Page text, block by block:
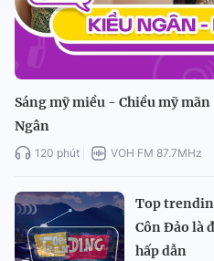
Sáng mỹ miều - Chiều mỹ mãn
Ngân
120 phút VOH FM 87.7MHz
Top
Côn Đảo là
hấp dẫn